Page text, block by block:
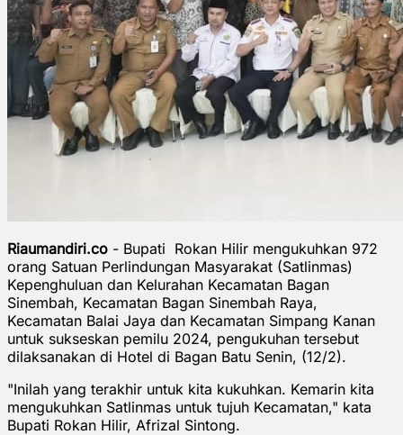
Riaumandiri.co - Bupati Rokan Hilir mengukuhkan 972
orang Satuan Perlindungan Masyarakat (Satlinmas)
Kepenghuluan dan Kelurahan Kecamatan Bagan
Sinembah, Kecamatan Bagan Sinembah Raya,
Kecamatan Balai Jaya dan Kecamatan Simpang Kanan
untuk sukseskan pemilu 2024, pengukuhan tersebut
dilaksanakan di Hotel di Bagan Batu Senin, (12/2).
"Inilah yang terakhir untuk kita kukuhkan. Kemarin kita
mengukuhkan Satlinmas untuk tujuh Kecamatan," kata
Bupati Rokan Hilir, Afrizal Sintong.